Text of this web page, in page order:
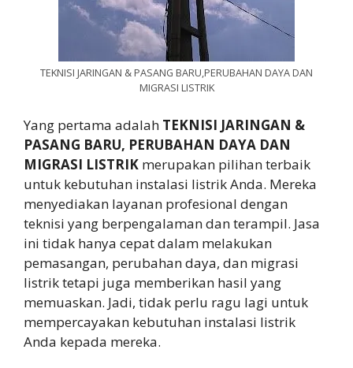
TEKNISI JARINGAN & PASANG BARU,PERUBAHAN DAYA DAN
MIGRASI LISTRIK
Yang pertama adalah TEKNISI JARINGAN &
PASANG BARU, PERUBAHAN DAYA DAN
MIGRASI LISTRIK merupakan pilihan terbaik
untuk kebutuhan instalasi listrik Anda. Mereka
menyediakan layanan profesional dengan
teknisi yang berpengalaman dan terampil. Jasa
ini tidak hanya cepat dalam melakukan
pemasangan, perubahan daya, dan migrasi
listrik tetapi juga memberikan hasil yang
memuaskan. Jadi, tidak perlu ragu lagi untuk
mempercayakan kebutuhan instalasi listrik
Anda kepada mereka.